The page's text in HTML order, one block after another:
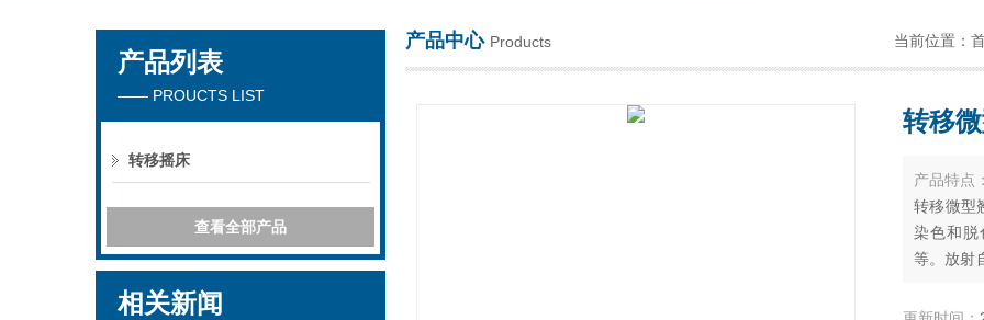
海门市其林贝尔仪器制造有限公司
产品列表
—— PROUCTS LIST
转移摇床
查看全部产品
相关新闻
产品中心 Products 当前位置：
转移
产品特点：
转移微型
染色和脱
等。放射